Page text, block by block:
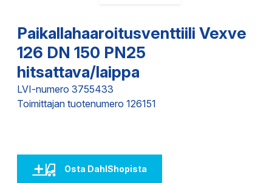
Paikallahaaroitusventtiili Vexve
126 DN 150 PN25
hitsattava/laippa
LVI-numero 3755433
Toimittajan tuotenumero 126151
Osta DahlShopista